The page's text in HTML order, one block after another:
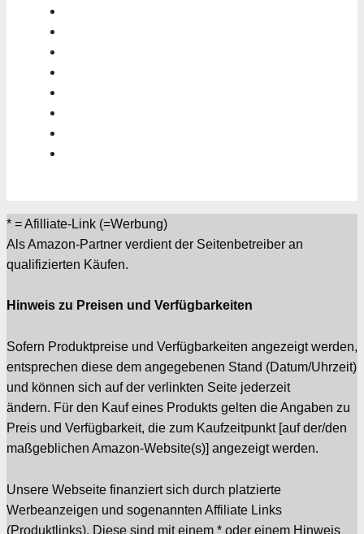
* = Afilliate-Link (=Werbung)
Als Amazon-Partner verdient der Seitenbetreiber an
qualifizierten Käufen.
Hinweis zu Preisen und Verfügbarkeiten
Sofern Produktpreise und Verfügbarkeiten angezeigt werden,
entsprechen diese dem angegebenen Stand (Datum/Uhrzeit)
und können sich auf der verlinkten Seite jederzeit
ändern. Für den Kauf eines Produkts gelten die Angaben zu
Preis und Verfügbarkeit, die zum Kaufzeitpunkt [auf der/den
maßgeblichen Amazon-Website(s)] angezeigt werden.
Unsere Webseite finanziert sich durch platzierte
Werbeanzeigen und sogenannten Affiliate Links
(Produktlinks). Diese sind mit einem * oder einem Hinweis